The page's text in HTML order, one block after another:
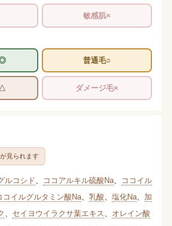
敏感肌×
◎ 普通毛○
ダメージ毛×
見られます
ルコシド ココアルキル硫酸Na、
ココイル
コイルグルタミン酸Na、 乳酸 塩化Na、 加
セイヨウイラクサ葉エキス
オレイン酸